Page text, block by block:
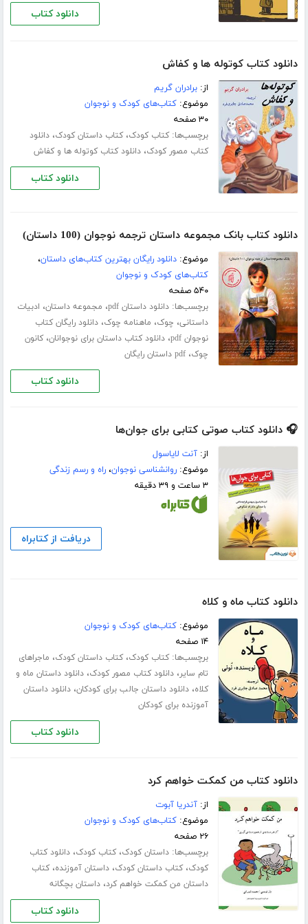
دانلود کتاب
دانلود کتاب کوتوله ها و کفاش
از:برادران گریم
موضوع:کتاب‌های کودک و نوجوان
۳۰ صفحه
برچسب‌ها:کتاب کودک،کتاب داستان کودک،دانلود
کتاب مصور کودک،دانلود کتاب کوتوله ها و کفاش
دانلود کتاب
دانلود کتاب بانک مجموعه داستان ترجمه نوجوان (100 داستان)
موضوع:دانلود رایگان بهترین کتاب‌های داستان،
کتاب‌های کودک و نوجوان
۵۴۰ صفحه
برچسب‌ها:دانلود داستان pdf ، مجموعه داستان، ادبیات
داستانی، چوک، ماهنامه چوک،دانلود رایگان کتاب
نوجوان pdf
،دانلود کتاب داستان برای نوجوانان،کانون
چوک،pdf داستان رایگان
دانلود کتاب
🎧 دانلود کتاب صوتی کتابی برای جوان‌ها
از:آنت لایاسول
موضوع:روانشناسی نوجوان،راه و رسم زندگی
۳ ساعت و ۳۹ دقیقه
دریافت از کتابراه
دانلود کتاب ماه و کلاه
موضوع:کتاب‌های کودک و نوجوان
۱۴ صفحه
برچسب‌ها:کتاب کودک،کتاب داستان کودک، ماجراهای
تام سایر،دانلود کتاب مصور کودک،دانلود داستان ماه و
کلاه،دانلود داستان جالب برای کودکان،دانلود داستان
آموزنده برای کودکان
دانلود کتاب
دانلود کتاب من کمکت خواهم کرد
از:آندریا آبوت
موضوع:کتاب‌های کودک و نوجوان
۲۶ صفحه
برچسب‌ها:داستان کودک،کتاب کودک،دانلود کتاب
کودک،کتاب داستان کودک،داستان آموزنده،کتاب
داستان من کمکت خواهم کرد،داستان بچگانه
دانلود کتاب